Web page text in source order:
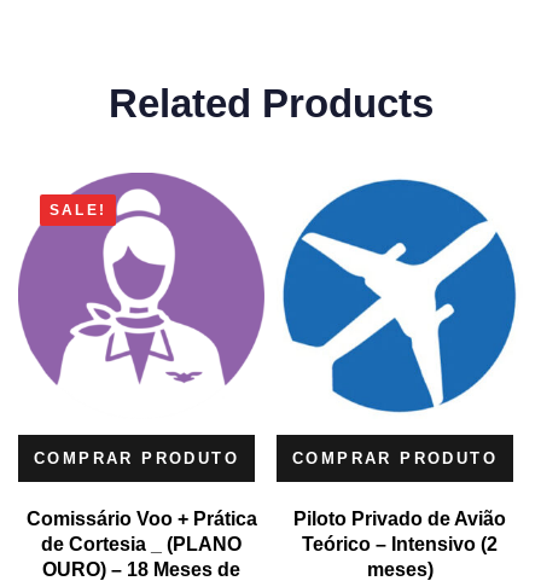
Related Products
SALE!
COMPRAR PRODUTO
Comissário Voo + Prática
de Cortesia _ (PLANO
OURO) – 18 Meses de
COMPRAR PRODUTO
Piloto Privado de Avião
Teórico – Intensivo (2
meses)